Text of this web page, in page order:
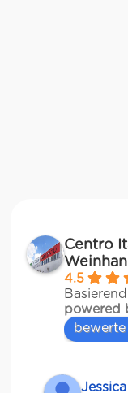
Centro
4.5
powered